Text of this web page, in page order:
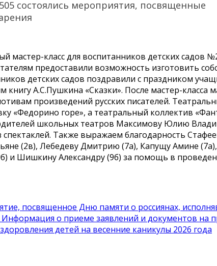
состоялись мероприятия, посвященные
мастер-класс для воспитанников детских садов
предоставили возможность изготовить
детских садов поздравили с праздником
А.С.Пушкина «Сказки». После мастер-класса
произведений русских писателей.
«Федорино горе», а театральный коллектив
школьных театров Максимову Юлию
Также выражаем благодарность
(2в), Лебедеву Дмитрию (7а), Капущу Амине
и Шишкину Александру (9б) за помощь в
посвященное Дню памяти о россиянах,
о приеме заявлений и документов на
детей на весенние каникулы 2026 года